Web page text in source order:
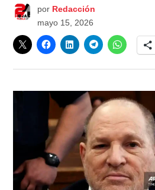
por Redacción
mayo 15, 2026